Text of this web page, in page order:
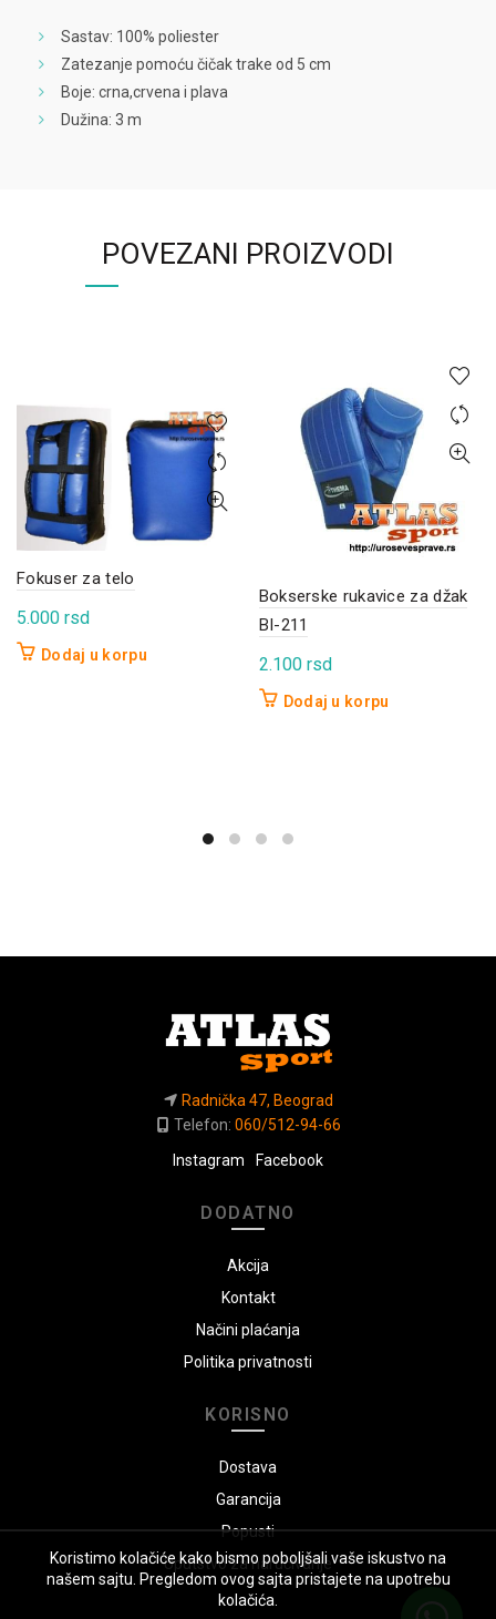
Sastav: 100% poliester
Zatezanje pomoću čičak trake od 5 cm
Boje: crna,crvena i plava
Dužina: 3 m
POVEZANI PROIZVODI
Fokuser za telo
5.000 rsd
Dodaj u korpu
Bokserske rukavice za džak
BI-211
2.100 rsd
Dodaj u korpu
Radnička 47, Beograd
Telefon: 060/512-94-66
Instagram
Facebook
DODATNO
Akcija
Kontakt
Načini plaćanja
Politika privatnosti
KORISNO
Dostava
Garancija
Popusti
Uputstvo za naručivanje
Koristimo kolačiće kako bismo poboljšali vaše iskustvo na
našem sajtu. Pregledom ovog sajta pristajete na upotrebu
kolačića.